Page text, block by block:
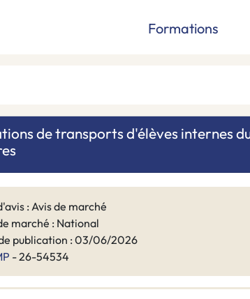
Formations
de transports d'élèves internes
: Avis de marché
marché : National
publication : 03/06/2026
- 26-54534